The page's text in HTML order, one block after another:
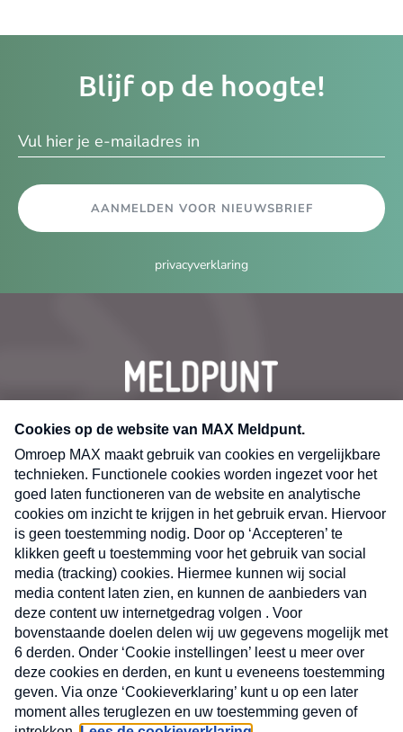
Blijf op de hoogte!
AANMELDEN VOOR NIEUWSBRIEF
privacyverklaring
CONTACT
Volg ons op
X
Nieuwsbrief
Neem hier een gratis abonnement op de MAX
Consumenten nieuwsbrief. Elke maandag en